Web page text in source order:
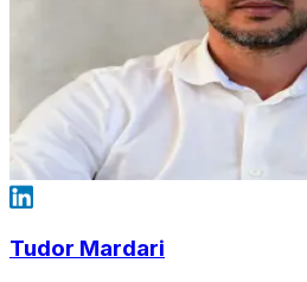
Tudor Mardari